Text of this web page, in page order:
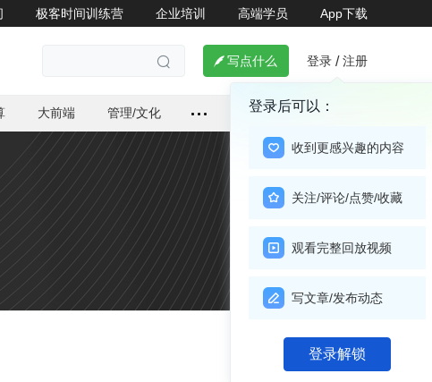
极客时间训练营 企业培训 高端学员 App下载
  写点什么 登录 / 注册
登录后可以：
收到更感兴趣的内容
关注/评论/点赞/收藏
观看完整回放视频
写文章/发布动态
登录解锁
大前端 管理/文化
关注